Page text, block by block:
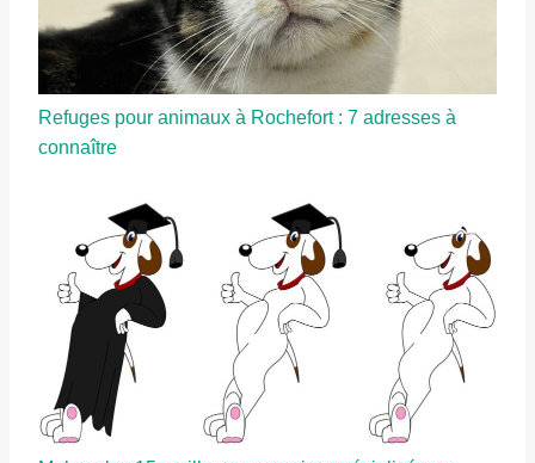
Refuges pour animaux à Rochefort : 7 adresses à
connaître